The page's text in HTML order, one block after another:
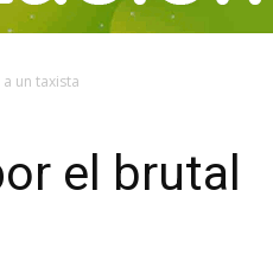
un taxista
el brutal